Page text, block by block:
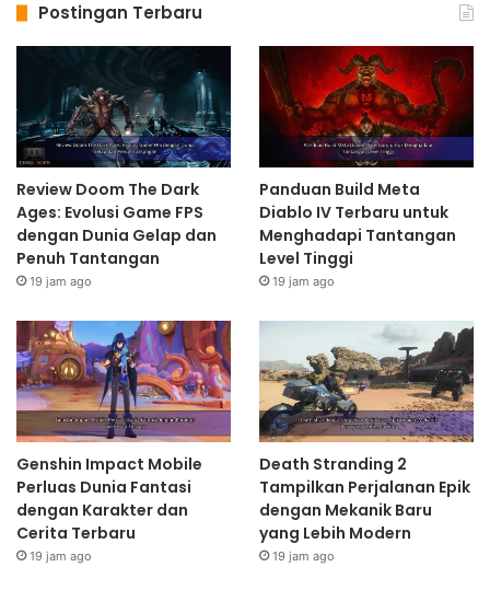
Postingan Terbaru
Review Doom The Dark
Ages: Evolusi Game FPS
dengan Dunia Gelap dan
Penuh Tantangan
19 jam ago
Panduan Build Meta
Diablo IV Terbaru untuk
Menghadapi Tantangan
Level Tinggi
19 jam ago
Genshin Impact Mobile
Perluas Dunia Fantasi
dengan Karakter dan
Cerita Terbaru
19 jam ago
Death Stranding 2
Tampilkan Perjalanan Epik
dengan Mekanik Baru
yang Lebih Modern
19 jam ago